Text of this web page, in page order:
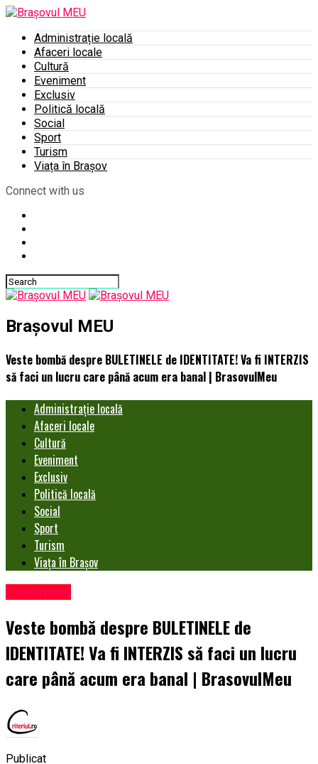
Administrație locală
Afaceri locale
Cultură
Eveniment
Exclusiv
Politică locală
Social
Sport
Turism
Viața în Brașov
Connect with us
Brașovul MEU
Veste bombă despre BULETINELE de IDENTITATE! Va fi INTERZIS
să faci un lucru care până acum era banal | BrasovulMeu
Administrație locală
Afaceri locale
Cultură
Eveniment
Exclusiv
Politică locală
Social
Sport
Turism
Viața în Brașov
Eveniment
Veste bombă despre BULETINELE de
IDENTITATE! Va fi INTERZIS să faci un lucru
care până acum era banal | BrasovulMeu
Publicat